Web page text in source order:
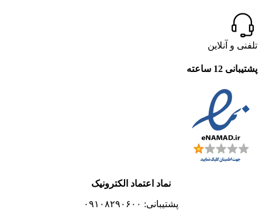
تلفنی و آنلاین
پشتیبانی 12 ساعته
نماد اعتماد الکترونیک
پشتیبانی: ۰۹۱۰۸۲۹۰۶۰۰